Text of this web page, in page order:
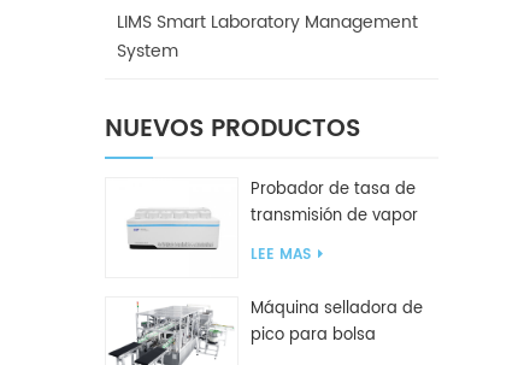
LIMS Smart Laboratory Management
System
NUEVOS PRODUCTOS
Probador de tasa de
transmisión de vapor
de agua W416 2.0
LEE MAS
Máquina selladora de
pico para bolsa